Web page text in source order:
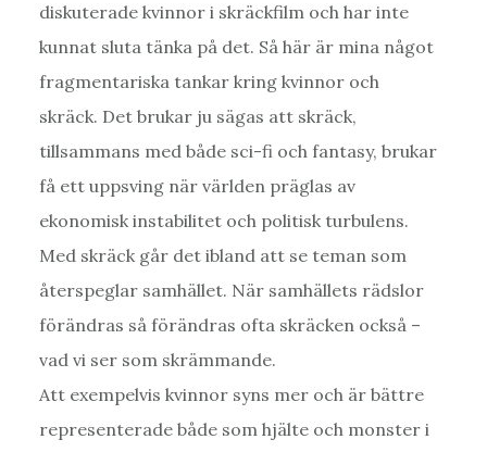
diskuterade kvinnor i skräckfilm och har inte
kunnat sluta tänka på det. Så här är mina något
fragmentariska tankar kring kvinnor och
skräck. Det brukar ju sägas att skräck,
tillsammans med både sci-fi och fantasy, brukar
få ett uppsving när världen präglas av
ekonomisk instabilitet och politisk turbulens.
Med skräck går det ibland att se teman som
återspeglar samhället. När samhällets rädslor
förändras så förändras ofta skräcken också –
vad vi ser som skrämmande.
Att exempelvis kvinnor syns mer och är bättre
representerade både som hjälte och monster i